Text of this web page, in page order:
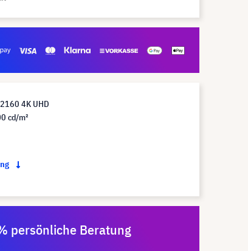
4K UHD
cd/m²
persönliche Beratung